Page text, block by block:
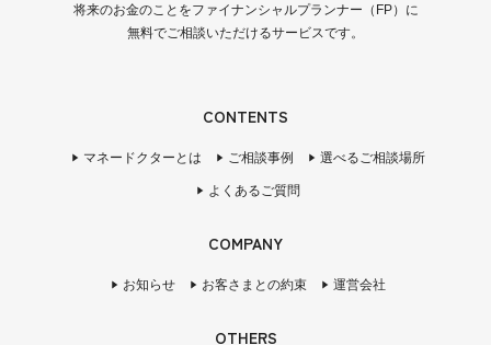
将来のお金のことをファイナンシャルプランナー（FP）に
無料でご相談いただけるサービスです。
CONTENTS
マネードクターとは ご相談事例 選べるご相談場所
よくあるご質問
COMPANY
お知らせ お客さまとの約束 運営会社
OTHERS